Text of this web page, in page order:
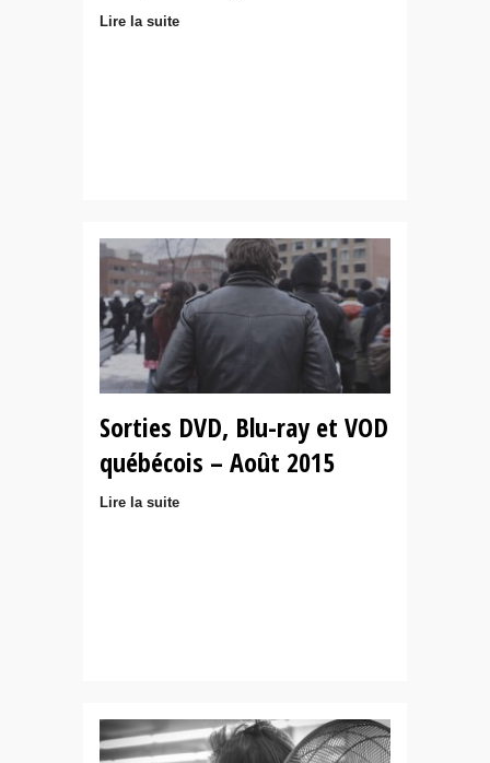
Lire la suite
Sorties DVD, Blu-ray et VOD
québécois – Août 2015
Lire la suite